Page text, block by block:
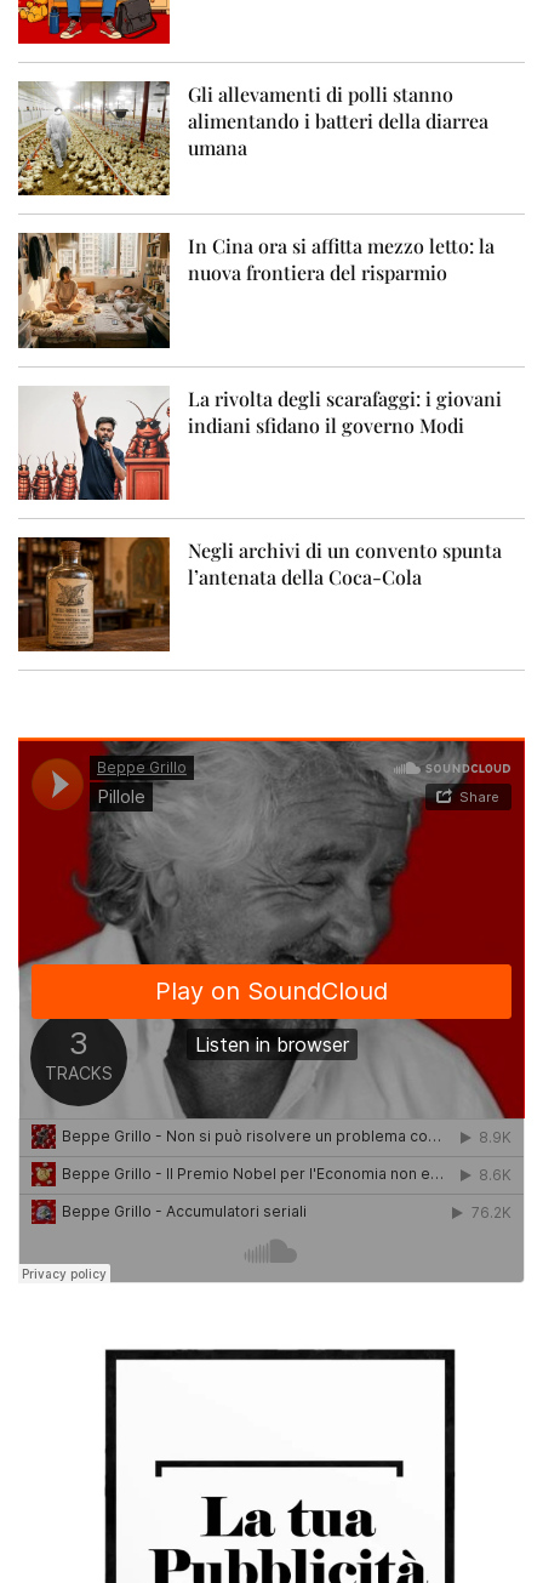
Gli allevamenti di polli stanno
alimentando i batteri della diarrea
umana
In Cina ora si affitta mezzo letto: la
nuova frontiera del risparmio
La rivolta degli scarafaggi: i giovani
indiani sfidano il governo Modi
Negli archivi di un convento spunta
l’antenata della Coca-Cola